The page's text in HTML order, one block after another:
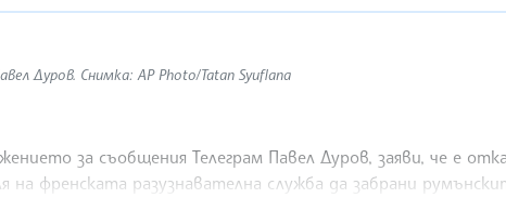
Дуров. Снимка: AP Photo/Tatan Syuflana
за съобщения Телеграм Павел Дуров, заяви, че е
на френската разузнавателна служба да забрани